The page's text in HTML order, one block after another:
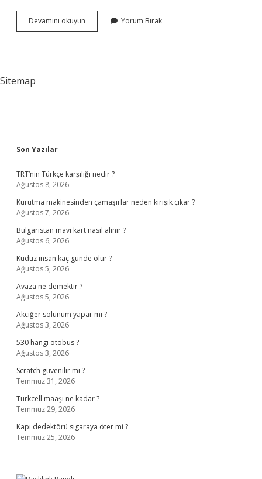
Devamını okuyun
Anlamı
Yorum Bırak
Sitemap
Sidebar
Son Yazılar
TRT’nin Türkçe karşılığı nedir ?
Ağustos 8, 2026
Kurutma makinesinden çamaşırlar neden kırışık çıkar ?
Ağustos 7, 2026
Bulgaristan mavi kart nasıl alınır ?
Ağustos 6, 2026
Kuduz insan kaç günde ölür ?
Ağustos 5, 2026
Avaza ne demektir ?
Ağustos 5, 2026
Akciğer solunum yapar mı ?
Ağustos 3, 2026
530 hangi otobüs ?
Ağustos 3, 2026
Scratch güvenilir mi ?
Temmuz 31, 2026
Turkcell maaşı ne kadar ?
Temmuz 29, 2026
Kapı dedektörü sigaraya öter mi ?
Temmuz 25, 2026